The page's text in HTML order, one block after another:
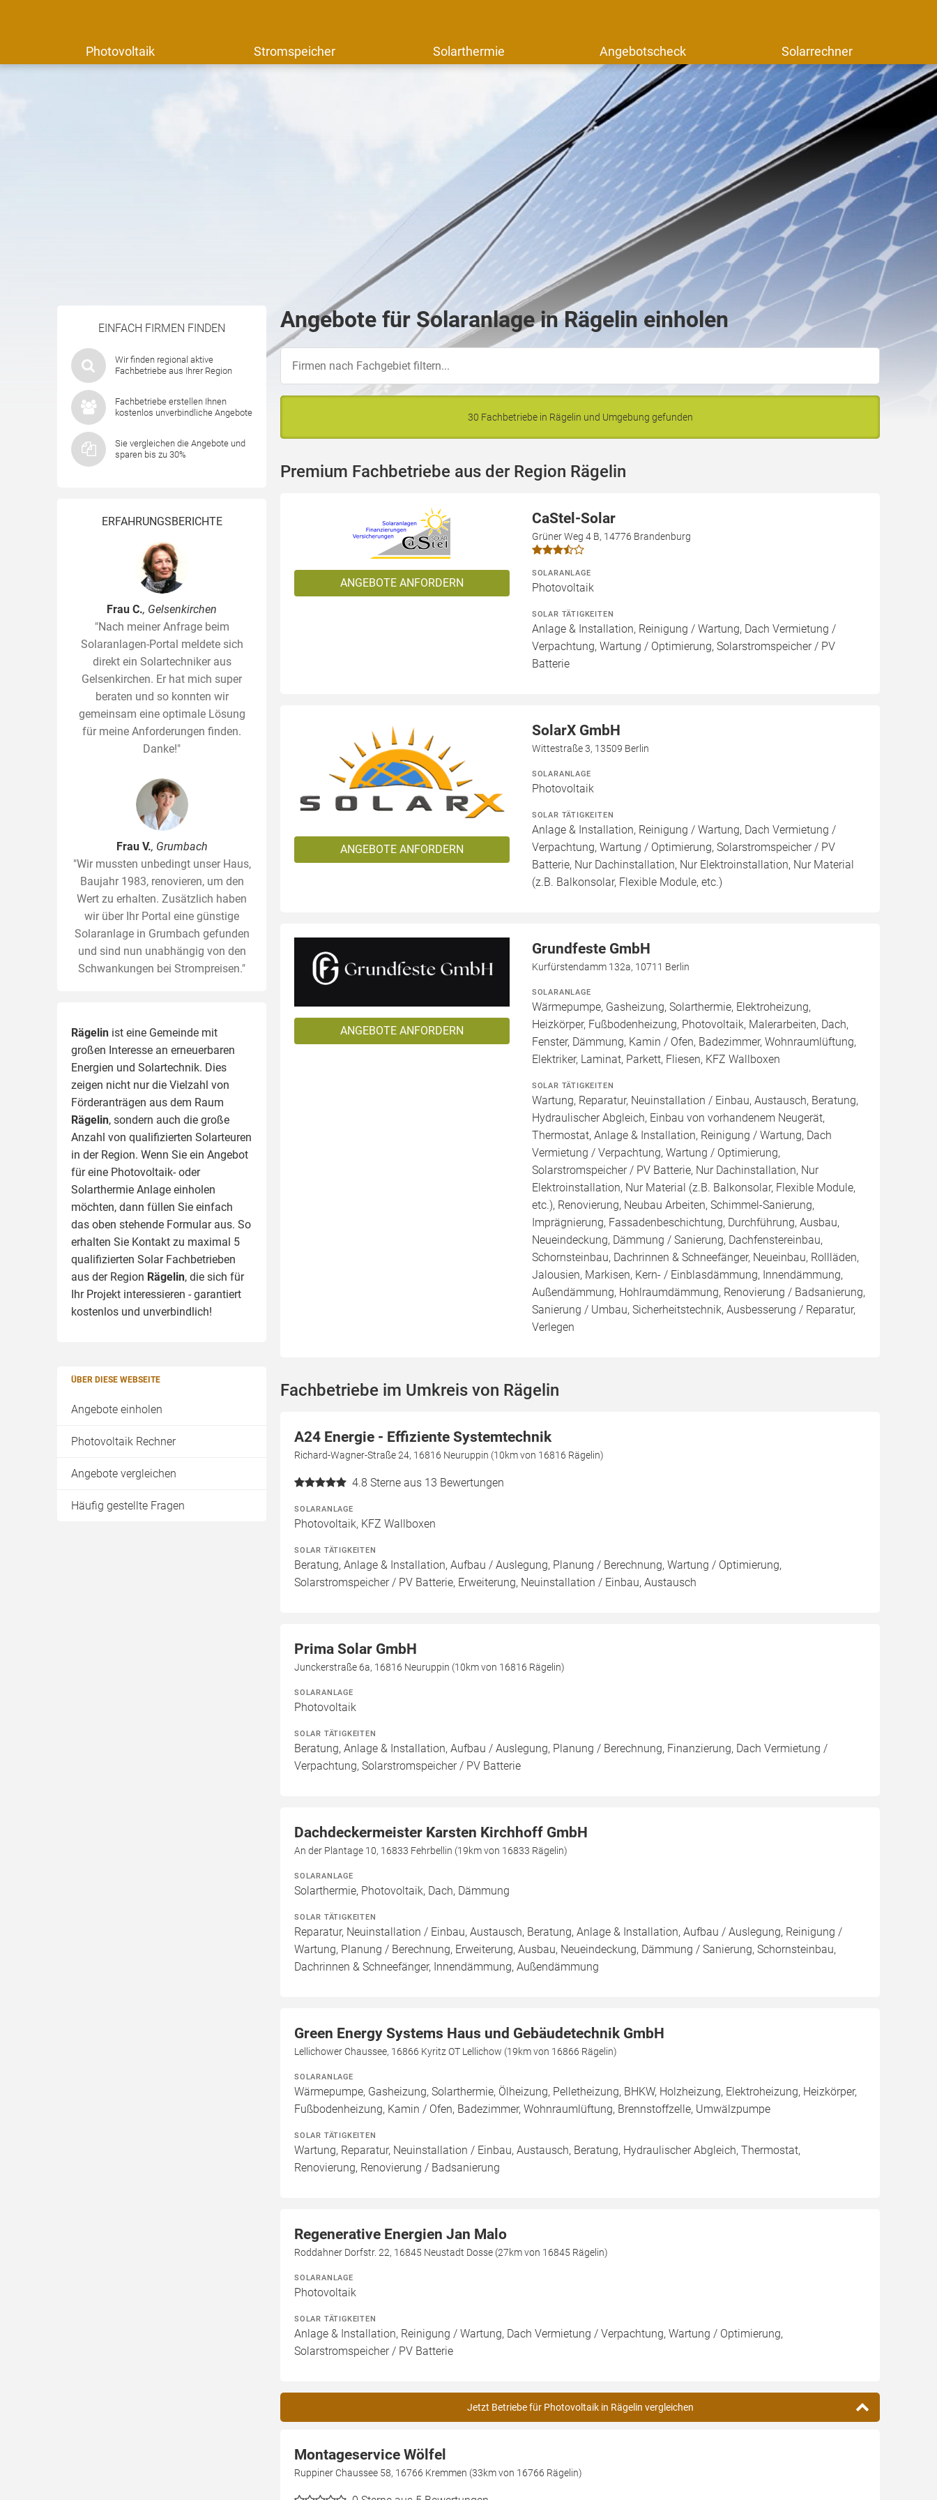
Photovoltaik Stromspeicher Solarthermie Angebotscheck Solarrechner
EINFACH FIRMEN FINDEN
Wir finden regional aktive
Fachbetriebe aus Ihrer Region
Fachbetriebe erstellen Ihnen
kostenlos unverbindliche Angebote
Sie vergleichen die Angebote und
sparen bis zu 30%
ERFAHRUNGSBERICHTE
Frau C., Gelsenkirchen
"Nach meiner Anfrage beim
Solaranlagen-Portal meldete sich
direkt ein Solartechniker aus
Gelsenkirchen. Er hat mich super
beraten und so konnten wir
gemeinsam eine optimale Lösung
für meine Anforderungen finden.
Danke!"
Frau V., Grumbach
"Wir mussten unbedingt unser Haus,
Baujahr 1983, renovieren, um den
Wert zu erhalten. Zusätzlich haben
wir über Ihr Portal eine günstige
Solaranlage in Grumbach gefunden
und sind nun unabhängig von den
Schwankungen bei Strompreisen."
Rägelin ist eine Gemeinde mit
großen Interesse an erneuerbaren
Energien und Solartechnik. Dies
zeigen nicht nur die Vielzahl von
Förderanträgen aus dem Raum
Rägelin, sondern auch die große
Anzahl von qualifizierten Solarteuren
in der Region. Wenn Sie ein Angebot
für eine Photovoltaik- oder
Solarthermie Anlage einholen
möchten, dann füllen Sie einfach
das oben stehende Formular aus. So
erhalten Sie Kontakt zu maximal 5
qualifizierten Solar Fachbetrieben
aus der Region Rägelin, die sich für
Ihr Projekt interessieren - garantiert
kostenlos und unverbindlich!
ÜBER DIESE WEBSEITE
Angebote einholen
Photovoltaik Rechner
Angebote vergleichen
Häufig gestellte Fragen
Angebote für Solaranlage in Rägelin einholen
30 Fachbetriebe in Rägelin und Umgebung gefunden
Premium Fachbetriebe aus der Region Rägelin
ANGEBOTE ANFORDERN
CaStel-Solar
Grüner Weg 4 B, 14776 Brandenburg
SOLARANLAGE
Photovoltaik
SOLAR TÄTIGKEITEN
Anlage & Installation, Reinigung / Wartung, Dach Vermietung /
Verpachtung, Wartung / Optimierung, Solarstromspeicher / PV
Batterie
ANGEBOTE ANFORDERN
SolarX GmbH
Wittestraße 3, 13509 Berlin
SOLARANLAGE
Photovoltaik
SOLAR TÄTIGKEITEN
Anlage & Installation, Reinigung / Wartung, Dach Vermietung /
Verpachtung, Wartung / Optimierung, Solarstromspeicher / PV
Batterie, Nur Dachinstallation, Nur Elektroinstallation, Nur Material
(z.B. Balkonsolar, Flexible Module, etc.)
ANGEBOTE ANFORDERN
Grundfeste GmbH
Kurfürstendamm 132a, 10711 Berlin
SOLARANLAGE
Wärmepumpe, Gasheizung, Solarthermie, Elektroheizung,
Heizkörper, Fußbodenheizung, Photovoltaik, Malerarbeiten, Dach,
Fenster, Dämmung, Kamin / Ofen, Badezimmer, Wohnraumlüftung,
Elektriker, Laminat, Parkett, Fliesen, KFZ Wallboxen
SOLAR TÄTIGKEITEN
Wartung, Reparatur, Neuinstallation / Einbau, Austausch, Beratung,
Hydraulischer Abgleich, Einbau von vorhandenem Neugerät,
Thermostat, Anlage & Installation, Reinigung / Wartung, Dach
Vermietung / Verpachtung, Wartung / Optimierung,
Solarstromspeicher / PV Batterie, Nur Dachinstallation, Nur
Elektroinstallation, Nur Material (z.B. Balkonsolar, Flexible Module,
etc.), Renovierung, Neubau Arbeiten, Schimmel-Sanierung,
Imprägnierung, Fassadenbeschichtung, Durchführung, Ausbau,
Neueindeckung, Dämmung / Sanierung, Dachfenstereinbau,
Schornsteinbau, Dachrinnen & Schneefänger, Neueinbau, Rollläden,
Jalousien, Markisen, Kern- / Einblasdämmung, Innendämmung,
Außendämmung, Hohlraumdämmung, Renovierung / Badsanierung,
Sanierung / Umbau, Sicherheitstechnik, Ausbesserung / Reparatur,
Verlegen
Fachbetriebe im Umkreis von Rägelin
A24 Energie - Effiziente Systemtechnik
Richard-Wagner-Straße 24, 16816 Neuruppin (10km von 16816 Rägelin)
4.8 Sterne aus 13 Bewertungen
SOLARANLAGE
Photovoltaik, KFZ Wallboxen
SOLAR TÄTIGKEITEN
Beratung, Anlage & Installation, Aufbau / Auslegung, Planung / Berechnung, Wartung / Optimierung,
Solarstromspeicher / PV Batterie, Erweiterung, Neuinstallation / Einbau, Austausch
Prima Solar GmbH
Junckerstraße 6a, 16816 Neuruppin (10km von 16816 Rägelin)
SOLARANLAGE
Photovoltaik
SOLAR TÄTIGKEITEN
Beratung, Anlage & Installation, Aufbau / Auslegung, Planung / Berechnung, Finanzierung, Dach Vermietung /
Verpachtung, Solarstromspeicher / PV Batterie
Dachdeckermeister Karsten Kirchhoff GmbH
An der Plantage 10, 16833 Fehrbellin (19km von 16833 Rägelin)
SOLARANLAGE
Solarthermie, Photovoltaik, Dach, Dämmung
SOLAR TÄTIGKEITEN
Reparatur, Neuinstallation / Einbau, Austausch, Beratung, Anlage & Installation, Aufbau / Auslegung, Reinigung /
Wartung, Planung / Berechnung, Erweiterung, Ausbau, Neueindeckung, Dämmung / Sanierung, Schornsteinbau,
Dachrinnen & Schneefänger, Innendämmung, Außendämmung
Green Energy Systems Haus und Gebäudetechnik GmbH
Lellichower Chaussee, 16866 Kyritz OT Lellichow (19km von 16866 Rägelin)
SOLARANLAGE
Wärmepumpe, Gasheizung, Solarthermie, Ölheizung, Pelletheizung, BHKW, Holzheizung, Elektroheizung, Heizkörper,
Fußbodenheizung, Kamin / Ofen, Badezimmer, Wohnraumlüftung, Brennstoffzelle, Umwälzpumpe
SOLAR TÄTIGKEITEN
Wartung, Reparatur, Neuinstallation / Einbau, Austausch, Beratung, Hydraulischer Abgleich, Thermostat,
Renovierung, Renovierung / Badsanierung
Regenerative Energien Jan Malo
Roddahner Dorfstr. 22, 16845 Neustadt Dosse (27km von 16845 Rägelin)
SOLARANLAGE
Photovoltaik
SOLAR TÄTIGKEITEN
Anlage & Installation, Reinigung / Wartung, Dach Vermietung / Verpachtung, Wartung / Optimierung,
Solarstromspeicher / PV Batterie
Jetzt Betriebe für Photovoltaik in Rägelin vergleichen
Montageservice Wölfel
Ruppiner Chaussee 58, 16766 Kremmen (33km von 16766 Rägelin)